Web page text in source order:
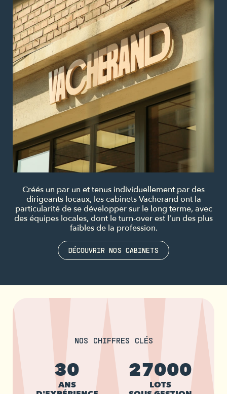
Créés un par un et tenus individuellement par des
dirigeants locaux, les cabinets Vacherand ont la
particularité de se développer sur le long terme, avec
des équipes locales, dont le turn-over est l’un des plus
faibles de la profession.
DÉCOUVRIR NOS CABINETS
NOS CHIFFRES CLÉS
30
ANS
27000
LOTS